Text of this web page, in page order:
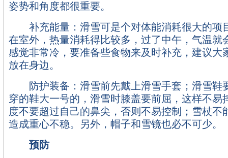
姿势和角度都很重要。
补充能量：滑雪可是个对体能消耗很大的项
在室外，热量消耗得比较多，过了中午，气温就
感觉非常冷，要准备些食物来及时补充，建议大
放在身边。
防护装备：滑雪前先戴上滑雪手套；滑雪鞋
穿的鞋大一号的，滑雪时膝盖要前屈，这样不易
度不要超过自己的鼻尖，否则不易控制；雪杖不
造成重心不稳。另外，帽子和雪镜也必不可少。
预防